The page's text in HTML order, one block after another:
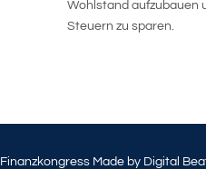
Wohlstand aufzubauen
Steuern zu sparen.
Finanzkongress Made by Digital